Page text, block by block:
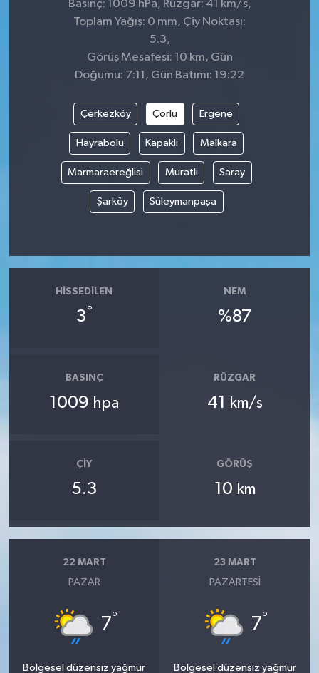
Basınç: 1009 hPa, Rüzgar: 41 km/s,
Toplam Yağış: 0 mm, Çiy Noktası:
5.3,
Görüş Mesafesi: 10 km, Gün
Doğumu: 7:11, Gün Batımı: 19:22
Çerkezköy Çorlu Ergene
Hayrabolu Kapaklı Malkara
Marmaraereğlisi Muratlı Saray
Şarköy Süleymanpaşa
HISSEDILEN
3°
NEM
%87
BASINÇ
1009 hpa
RÜZGAR
41 km/s
ÇIY
5.3
GÖRÜŞ
10 km
22 MART
PAZAR
7°
Bölgesel düzensiz yağmur
23 MART
PAZARTESI
7°
Bölgesel düzensiz yağmur